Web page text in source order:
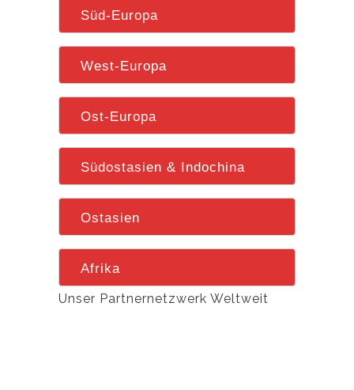
Süd-Europa
West-Europa
Ost-Europa
Südostasien & Indochina
Ostasien
Afrika
Unser Partnernetzwerk Weltweit